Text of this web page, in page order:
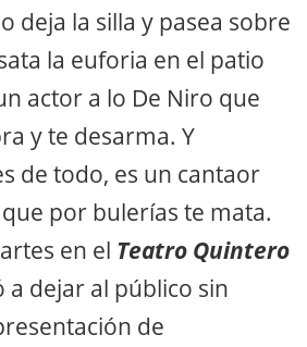
deja la silla y pasea sobre
la euforia en el patio
actor a lo De Niro que
y te desarma. Y
de todo, es un cantaor
por bulerías te mata.
en el Teatro Quintero
a dejar al público sin
de